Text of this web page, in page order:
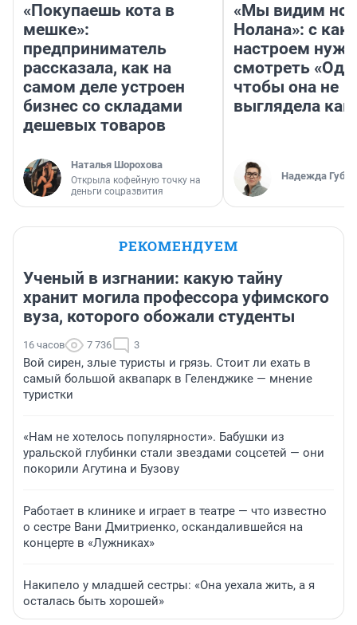
«Покупаешь кота в
мешке»:
предприниматель
рассказала, как на
самом деле устроен
бизнес со складами
дешевых товаров
Наталья Шорохова
Открыла кофейную точку на
деньги соцразвития
«Мы видим
Нолана»: с
настроем
смотреть
чтобы она не
выглядела как
Надежда
РЕКОМЕНДУЕМ
Ученый в изгнании: какую тайну
хранит могила профессора уфимского
вуза, которого обожали студенты
16 часов 7 736 3
Вой сирен, злые туристы и грязь. Стоит ли ехать в
самый большой аквапарк в Геленджике — мнение
туристки
«Нам не хотелось популярности». Бабушки из
уральской глубинки стали звездами соцсетей — они
покорили Агутина и Бузову
Работает в клинике и играет в театре — что известно
о сестре Вани Дмитриенко, оскандалившейся на
концерте в «Лужниках»
Накипело у младшей сестры: «Она уехала жить, а я
осталась быть хорошей»